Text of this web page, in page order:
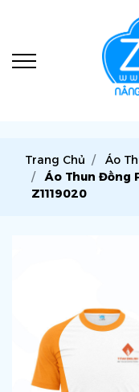
Trang Chủ
Áo
Áo Thun Đồng
Z1119020